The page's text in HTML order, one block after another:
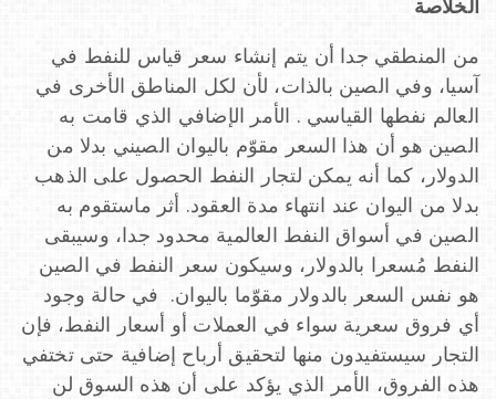
الخلاصة
من المنطقي جدا أن يتم إنشاء سعر قياس للنفط في
آسيا، وفي الصين بالذات، لأن لكل المناطق الأخرى في
العالم نفطها القياسي . الأمر الإضافي الذي قامت به
الصين هو أن هذا السعر مقوّم باليوان الصيني بدلا من
الدولار، كما أنه يمكن لتجار النفط الحصول على الذهب
بدلا من اليوان عند انتهاء مدة العقود. أثر ماستقوم به
الصين في أسواق النفط العالمية محدود جدا، وسيبقى
النفط مُسعرا بالدولار، وسيكون سعر النفط في الصين
هو نفس السعر بالدولار مقوّما باليوان. في حالة وجود
أي فروق سعرية سواء في العملات أو أسعار النفط، فإن
التجار سيستفيدون منها لتحقيق أرباح إضافية حتى تختفي
هذه الفروق، الأمر الذي يؤكد على أن هذه السوق لن